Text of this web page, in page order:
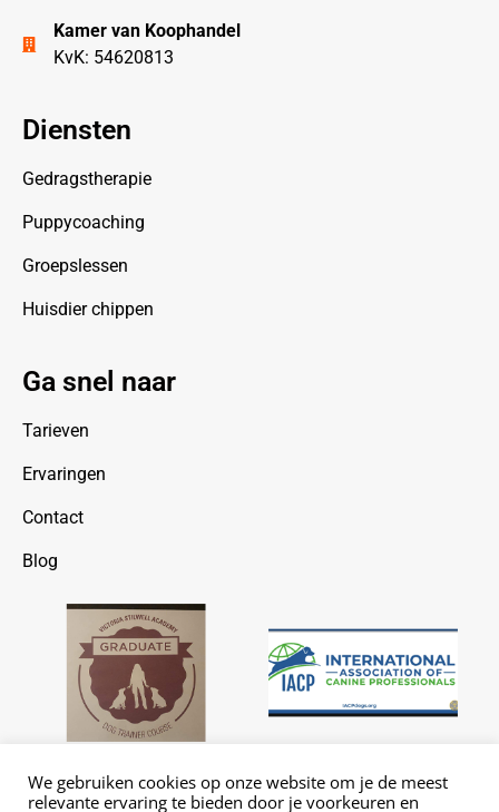
Kamer van Koophandel
KvK: 54620813
Diensten
Gedragstherapie
Puppycoaching
Groepslessen
Huisdier chippen
Ga snel naar
Tarieven
Ervaringen
Contact
Blog
We gebruiken cookies op onze website om je de meest
relevante ervaring te bieden door je voorkeuren en